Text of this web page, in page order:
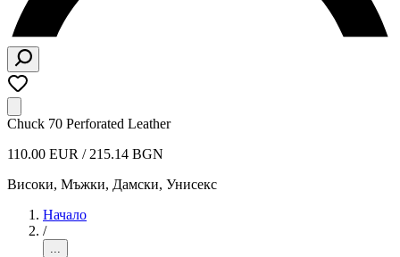
Chuck 70 Perforated Leather
110.00 EUR / 215.14 BGN
Високи, Мъжки, Дамски, Унисекс
Начало
/
...